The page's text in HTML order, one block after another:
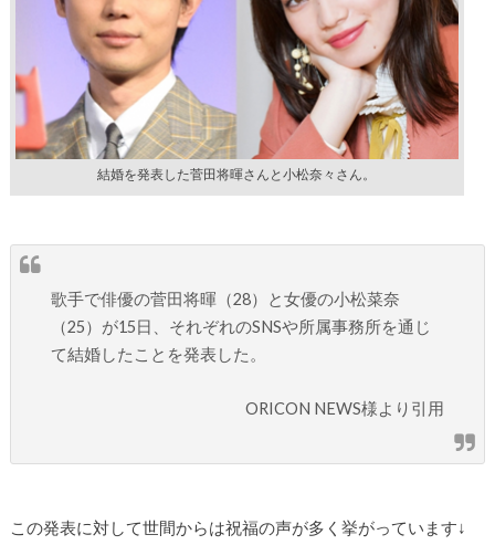
結婚を発表した菅田将暉さんと小松奈々さん。
歌手で俳優の菅田将暉（28）と女優の小松菜奈
（25）が15日、それぞれのSNSや所属事務所を通じ
て結婚したことを発表した。
ORICON NEWS様より引用
この発表に対して世間からは祝福の声が多く挙がっています↓